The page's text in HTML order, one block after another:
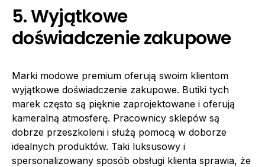
5. Wyjątkowe
doświadczenie zakupowe
Marki modowe premium oferują swoim klientom
wyjątkowe doświadczenie zakupowe. Butiki tych
marek często są pięknie zaprojektowane i oferują
kameralną atmosferę. Pracownicy sklepów są
dobrze przeszkoleni i służą pomocą w doborze
idealnych produktów. Taki luksusowy i
spersonalizowany sposób obsługi klienta sprawia, że